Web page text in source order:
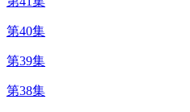
第40集
第39集
第38集